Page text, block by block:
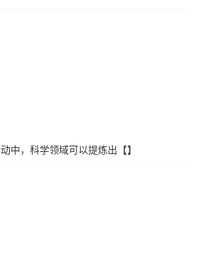
中，科学领域可以提炼出【】